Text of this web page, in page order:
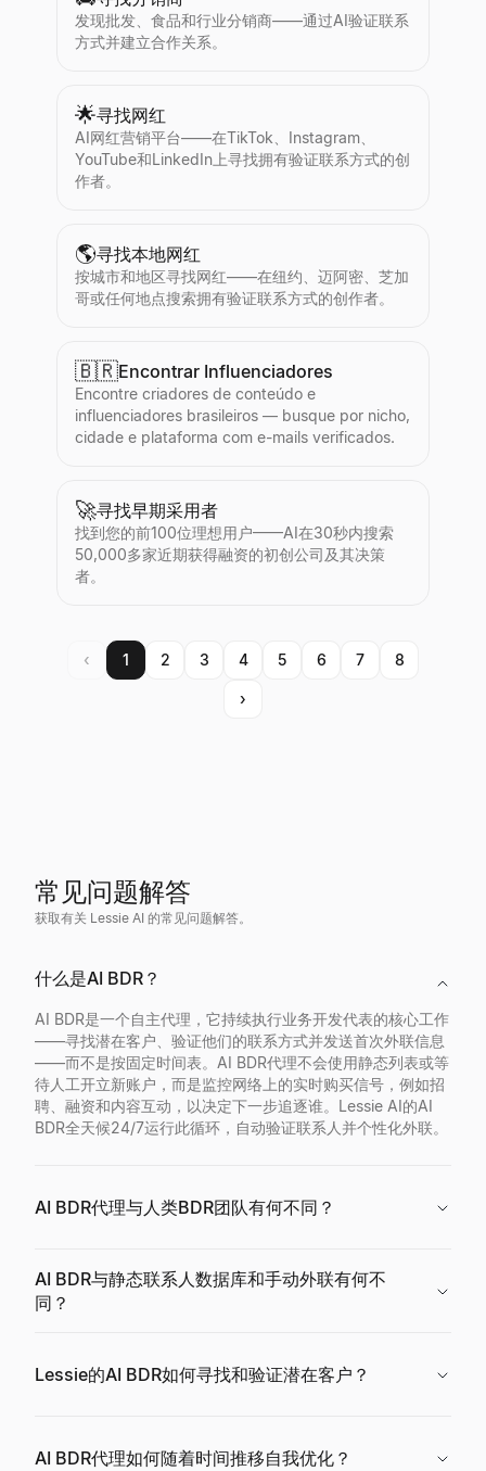
发现批发、食品和行业分销商——通过AI验证联系
方式并建立合作关系。
🌟寻找网红
AI网红营销平台——在TikTok、Instagram、
YouTube和LinkedIn上寻找拥有验证联系方式的创
作者。
🌎寻找本地网红
按城市和地区寻找网红——在纽约、迈阿密、芝加
哥或任何地点搜索拥有验证联系方式的创作者。
🇧🇷Encontrar Influenciadores
Encontre criadores de conteúdo e
influenciadores brasileiros — busque por nicho,
cidade e plataforma com e-mails verificados.
🚀寻找早期采用者
找到您的前100位理想用户——AI在30秒内搜索
50,000多家近期获得融资的初创公司及其决策
者。
‹ 1 2 3 4 5 6 7 8
›
常见问题解答
获取有关 Lessie AI 的常见问题解答。
什么是AI BDR？
AI BDR是一个自主代理，它持续执行业务开发代表的核心工作
——寻找潜在客户、验证他们的联系方式并发送首次外联信息
——而不是按固定时间表。AI BDR代理不会使用静态列表或等
待人工开立新账户，而是监控网络上的实时购买信号，例如招
聘、融资和内容互动，以决定下一步追逐谁。Lessie AI的AI
BDR全天候24/7运行此循环，自动验证联系人并个性化外联。
AI BDR代理与人类BDR团队有何不同？
AI BDR与静态联系人数据库和手动外联有何不
同？
Lessie的AI BDR如何寻找和验证潜在客户？
AI BDR代理如何随着时间推移自我优化？